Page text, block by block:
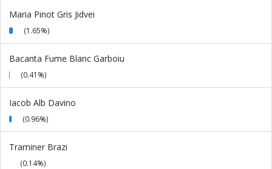
Maria Pinot Gris Jidvei
(1.65%)
Bacanta Fume Blanc Garboiu
(0.41%)
Iacob Alb Davino
(0.96%)
Traminer Brazi
(0.14%)